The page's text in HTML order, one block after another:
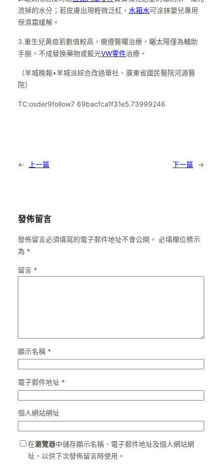
流掉的水分；若皮膚出現輕微泛紅， 水箱水可涂抹嬰兒專用
保濕霜緩解。
3.重生兒黃疸若數值較高，需遵醫囑治療，曬太陽僅為輔助
手腕，不成替換藥物或藍光VW零件治療。
（羊城晚報•羊城派綜合改過華社、廣東省國民醫院河源醫
院）
TC:osder9follow7 69bacfca1f31e5.73999246
← 上一篇 下一篇 →
發佈留言
發佈留言必須填寫的電子郵件地址不會公開。 必填欄位標示
為 *
留言 *
顯示名稱 *
電子郵件地址 *
個人網站網址
在瀏覽器中儲存顯示名稱、電子郵件地址及個人網站網
址，以供下次發佈留言時使用。